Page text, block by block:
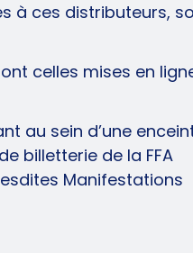
à ces distributeurs,
celles mises en
au sein d’une
billetterie de la FFA
Manifestations